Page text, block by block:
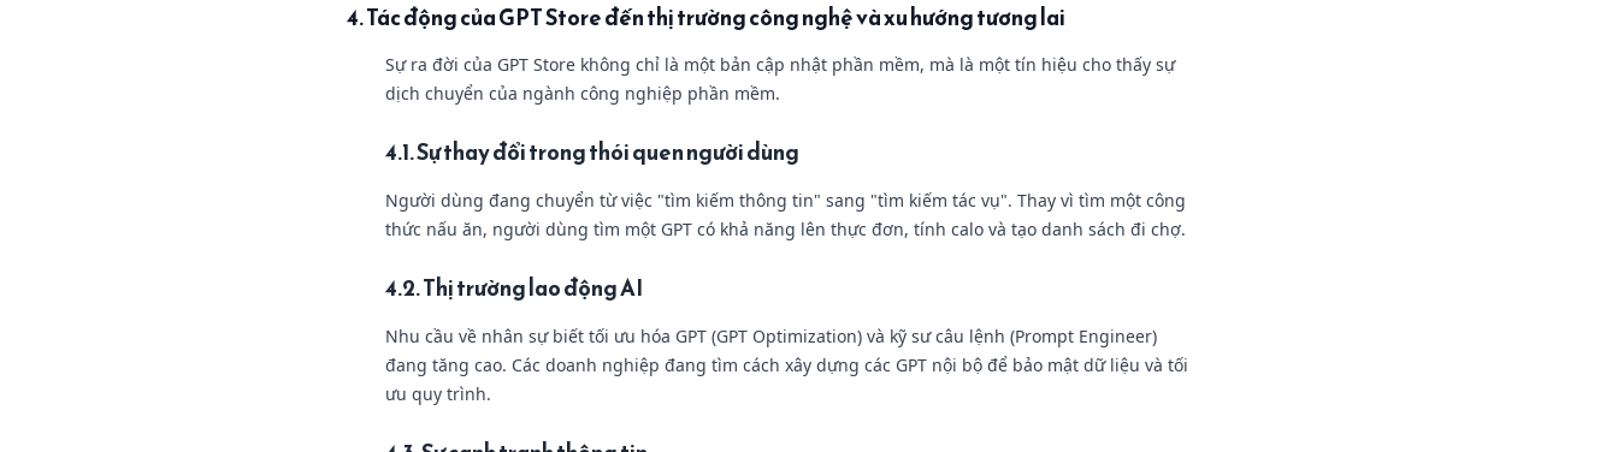
4. Tác động của GPT Store đến thị trường công nghệ và xu hướng tương lai
Sự ra đời của GPT Store không chỉ là một bản cập nhật phần mềm, mà là một tín hiệu cho thấy sự
dịch chuyển của ngành công nghiệp phần mềm.
4.1. Sự thay đổi trong thói quen người dùng
Người dùng đang chuyển từ việc "tìm kiếm thông tin" sang "tìm kiếm tác vụ". Thay vì tìm một công
thức nấu ăn, người dùng tìm một GPT có khả năng lên thực đơn, tính calo và tạo danh sách đi chợ.
4.2. Thị trường lao động AI
Nhu cầu về nhân sự biết tối ưu hóa GPT (GPT Optimization) và kỹ sư câu lệnh (Prompt Engineer)
đang tăng cao. Các doanh nghiệp đang tìm cách xây dựng các GPT nội bộ để bảo mật dữ liệu và tối
ưu quy trình.